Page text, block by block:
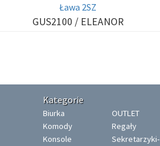
Ława 2SZ
GUS2100 / ELEANOR
Kategorie
Biurka
Komody
Konsole
OUTLET
Regały
Sekretarzyki-